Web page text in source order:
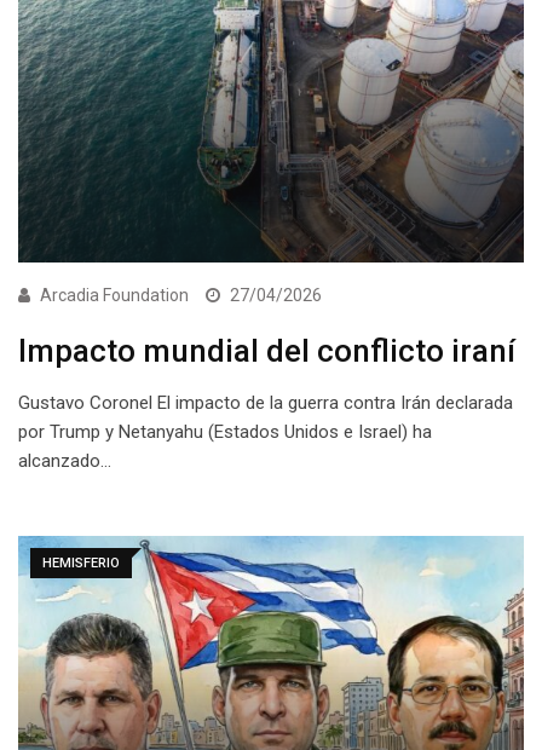
Arcadia Foundation 27/04/2026
Impacto mundial del conflicto iraní
Gustavo Coronel El impacto de la guerra contra Irán declarada
por Trump y Netanyahu (Estados Unidos e Israel) ha
alcanzado…
HEMISFERIO